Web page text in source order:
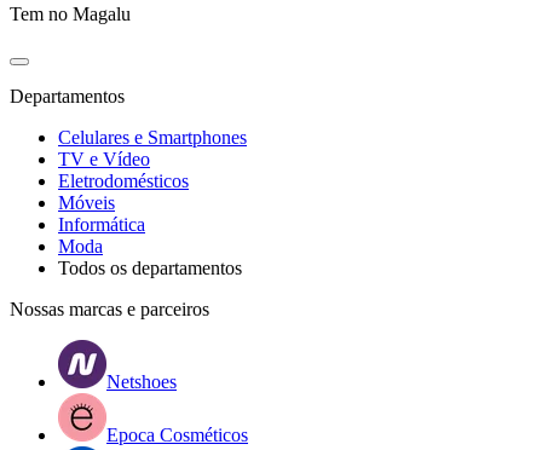
Tem no Magalu
Departamentos
Celulares e Smartphones
TV e Vídeo
Eletrodomésticos
Móveis
Informática
Moda
Todos os departamentos
Nossas marcas e parceiros
Netshoes
Epoca Cosméticos